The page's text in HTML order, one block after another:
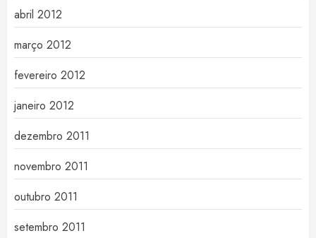
abril 2012
março 2012
fevereiro 2012
janeiro 2012
dezembro 2011
novembro 2011
outubro 2011
setembro 2011